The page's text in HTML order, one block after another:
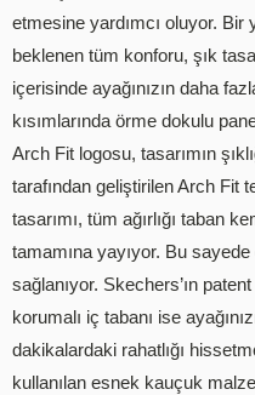
etmesine yardımcı oluyor. Bir
beklenen tüm konforu, şık
içerisinde ayağınızın daha
kısımlarında örme dokulu
Arch Fit logosu, tasarımın
tarafından geliştirilen Arch Fit
tasarımı, tüm ağırlığı taban
tamamına yayıyor. Bu
sağlanıyor. Skechers’ın
korumalı iç tabanı ise
dakikalardaki rahatlığı
kullanılan esnek kauçuk